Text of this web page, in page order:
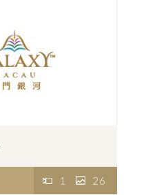
1 26